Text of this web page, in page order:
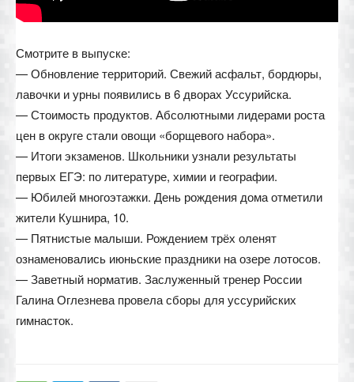
Смотрите в выпуске:
— Обновление территорий. Свежий асфальт, бордюры,
лавочки и урны появились в 6 дворах Уссурийска.
— Стоимость продуктов. Абсолютными лидерами роста
цен в округе стали овощи «борщевого набора».
— Итоги экзаменов. Школьники узнали результаты
первых ЕГЭ: по литературе, химии и географии.
— Юбилей многоэтажки. День рождения дома отметили
жители Кушнира, 10.
— Пятнистые малыши. Рождением трёх оленят
ознаменовались июньские праздники на озере лотосов.
— Заветный норматив. Заслуженный тренер России
Галина Оглезнева провела сборы для уссурийских
гимнасток.